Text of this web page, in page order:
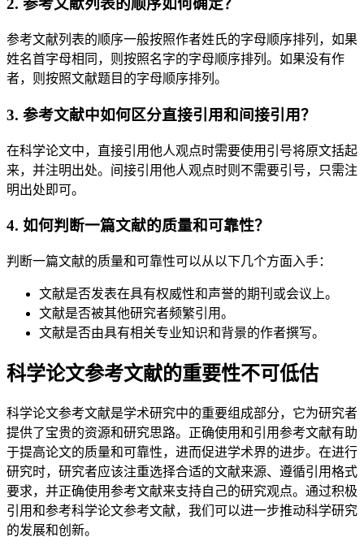
2. 参考文献列表的顺序如何确定？
参考文献列表的顺序一般按照作者姓氏的字母顺序排列，如果
姓名首字母相同，则按照名字的字母顺序排列。如果没有作
者，则按照文献题目的字母顺序排列。
3. 参考文献中如何区分直接引用和间接引用？
在科学论文中，直接引用他人观点时需要使用引号将原文括起
来，并注明出处。间接引用他人观点时则不需要引号，只需注
明出处即可。
4. 如何判断一篇文献的质量和可靠性？
判断一篇文献的质量和可靠性可以从以下几个方面入手：
文献是否发表在具有权威性和声誉的期刊或会议上。
文献是否被其他研究者频繁引用。
文献是否由具有相关专业知识和背景的作者撰写。
科学论文参考文献的重要性不可低估
科学论文参考文献是学术研究中的重要组成部分，它为研究者
提供了宝贵的资源和研究思路。正确使用和引用参考文献有助
于提高论文的质量和可靠性，进而促进学术界的进步。在进行
研究时，研究者应该注重选择合适的文献来源、遵循引用格式
要求，并正确使用参考文献来支持自己的研究观点。通过积极
引用和参考科学论文参考文献，我们可以进一步推动科学研究
的发展和创新。